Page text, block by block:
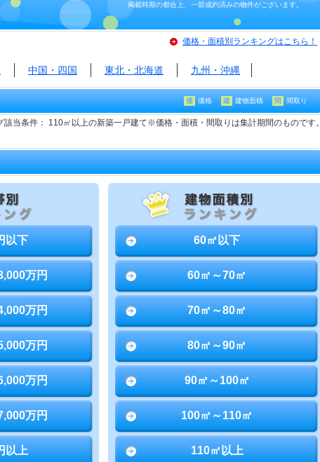
掲載時期の都合上、一部成約済みの物件がございます。
価格・面積別ランキングはこちら！
中国・四国 東北・北海道 九州・沖縄
価 価格 建 建物面積 間 間取り
当条件： 110㎡以上の新築一戸建て※価格・面積・間取りは集計期間のものです。
以下
万円
万円
万円
万円
万円
以上
60㎡以下
60㎡～70㎡
70㎡～80㎡
80㎡～90㎡
90㎡～100㎡
100㎡～110㎡
110㎡以上